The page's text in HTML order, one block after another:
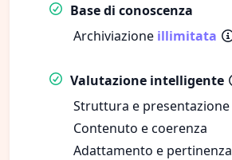
Base di conoscenza
Archiviazione illimitata
Valutazione intelligente
Struttura e presentazione
Contenuto e coerenza
Adattamento e pertinenza